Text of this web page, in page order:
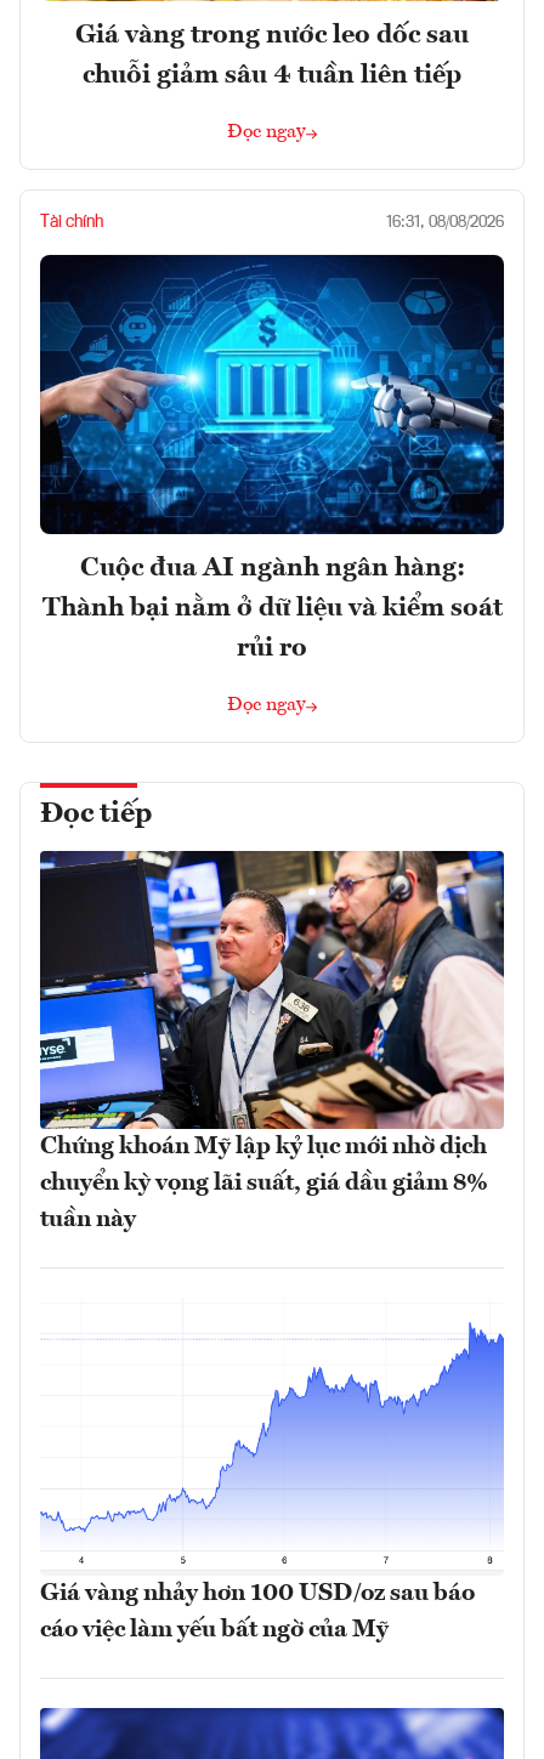
Giá vàng trong nước leo dốc sau
chuỗi giảm sâu 4 tuần liên tiếp
Đọc ngay
Tài chính 16:31, 08/08/2026
Cuộc đua AI ngành ngân hàng:
Thành bại nằm ở dữ liệu và kiểm soát
rủi ro
Đọc ngay
Đọc tiếp
Chứng khoán Mỹ lập kỷ lục mới nhờ dịch
chuyển kỳ vọng lãi suất, giá dầu giảm 8%
tuần này
Giá vàng nhảy hơn 100 USD/oz sau báo
cáo việc làm yếu bất ngờ của Mỹ